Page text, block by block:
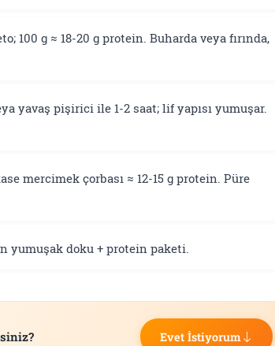
100 g ≈ 18-20 g protein. Buharda veya fırında,
yavaş pişirici ile 1-2 saat; lif yapısı yumuşar.
mercimek çorbası ≈ 12-15 g protein. Püre
yumuşak doku + protein paketi.
Evet İstiyorum